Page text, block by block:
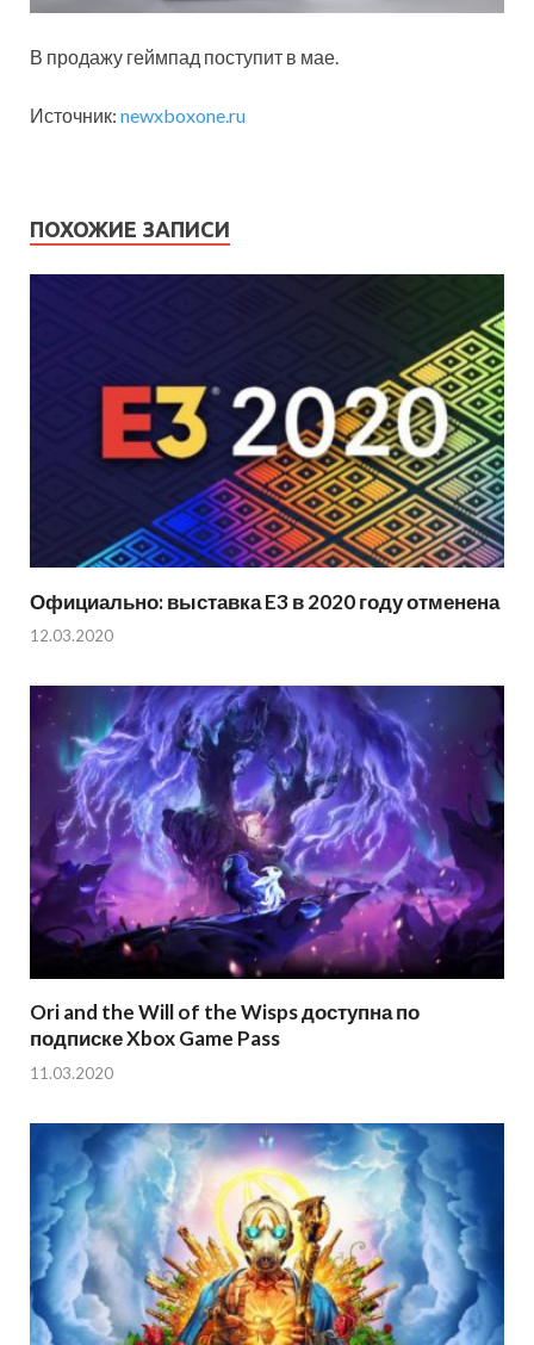
В продажу геймпад поступит в мае.
Источник: newxboxone.ru
ПОХОЖИЕ ЗАПИСИ
Официально: выставка E3 в 2020 году отменена
12.03.2020
Ori and the Will of the Wisps доступна по
подписке Xbox Game Pass
11.03.2020